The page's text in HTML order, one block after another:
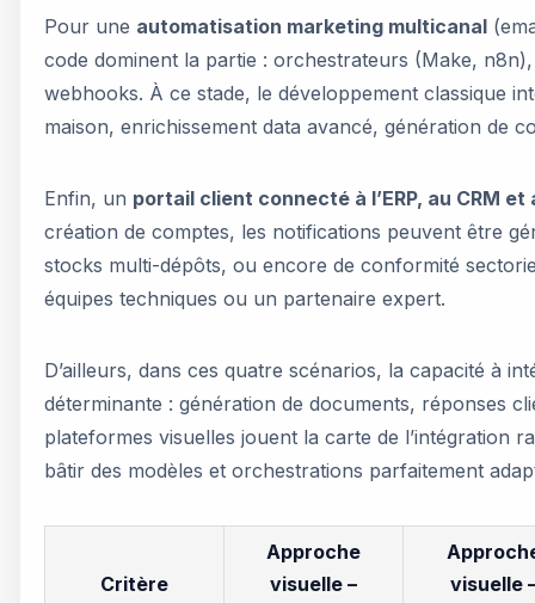
Pour une automatisation marketing multicanal
code dominent la partie : orchestrateurs (Make,
webhooks. À ce stade, le développement classique
maison, enrichissement data avancé, génération de
Enfin, un portail client connecté à l’ERP, au CRM et
création de comptes, les notifications peuvent être
stocks multi-dépôts, ou encore de conformité
équipes techniques ou un partenaire expert.
D’ailleurs, dans ces quatre scénarios, la capacité à
déterminante : génération de documents, réponses
plateformes visuelles jouent la carte de l’intégration
bâtir des modèles et orchestrations parfaitement
Critère
Approche
visuelle –
visuelle